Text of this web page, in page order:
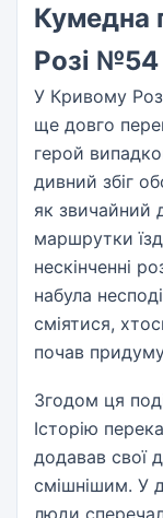
Кумедна
Розі №54
У Кривому
ще довго
герой
дивний збіг
як звичайний
маршрутки
нескінченні
набула
сміятися,
почав
Згодом ця
Історію
додавав свої
смішнішим. У
люди